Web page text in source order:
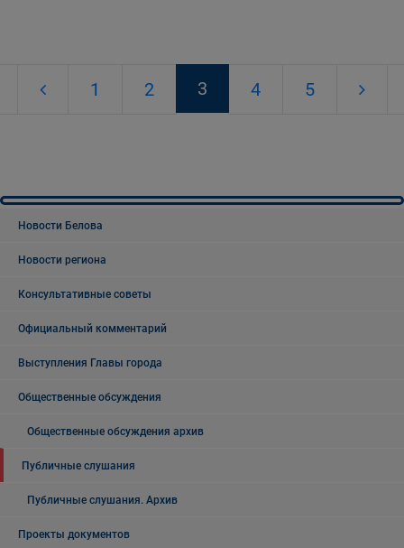
1 2 3 4 5
Новости Белова
Новости региона
Консультативные советы
Официальный комментарий
Выступления Главы города
Общественные обсуждения
Общественные обсуждения архив
Публичные слушания
Публичные слушания. Архив
Проекты документов